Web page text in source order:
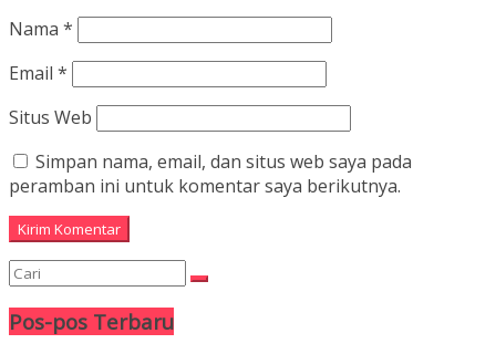
Nama *
Email *
Situs Web
Simpan nama, email, dan situs web saya pada
peramban ini untuk komentar saya berikutnya.
Pos-pos Terbaru